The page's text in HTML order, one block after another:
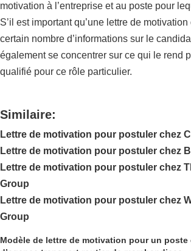
motivation à l’entreprise et au poste pour
S’il est important qu’une lettre de
certain nombre d’informations sur le
également se concentrer sur ce qui le rend
qualifié pour ce rôle particulier.
Similaire:
Lettre de motivation pour postuler chez
Lettre de motivation pour postuler chez
Lettre de motivation pour postuler chez
Group
Lettre de motivation pour postuler chez
Group
Modèle de lettre de motivation pour un poste